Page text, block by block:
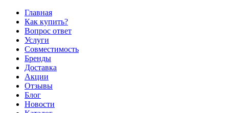
Главная
Как купить?
Вопрос ответ
Услуги
Совместимость
Бренды
Доставка
Акции
Отзывы
Блог
Новости